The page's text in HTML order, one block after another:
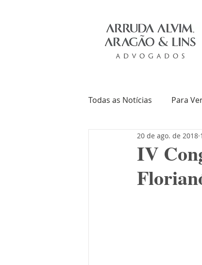
Todas as Notícias Para
Troca de Ideias Livros
IV
20 de ago. de 2018